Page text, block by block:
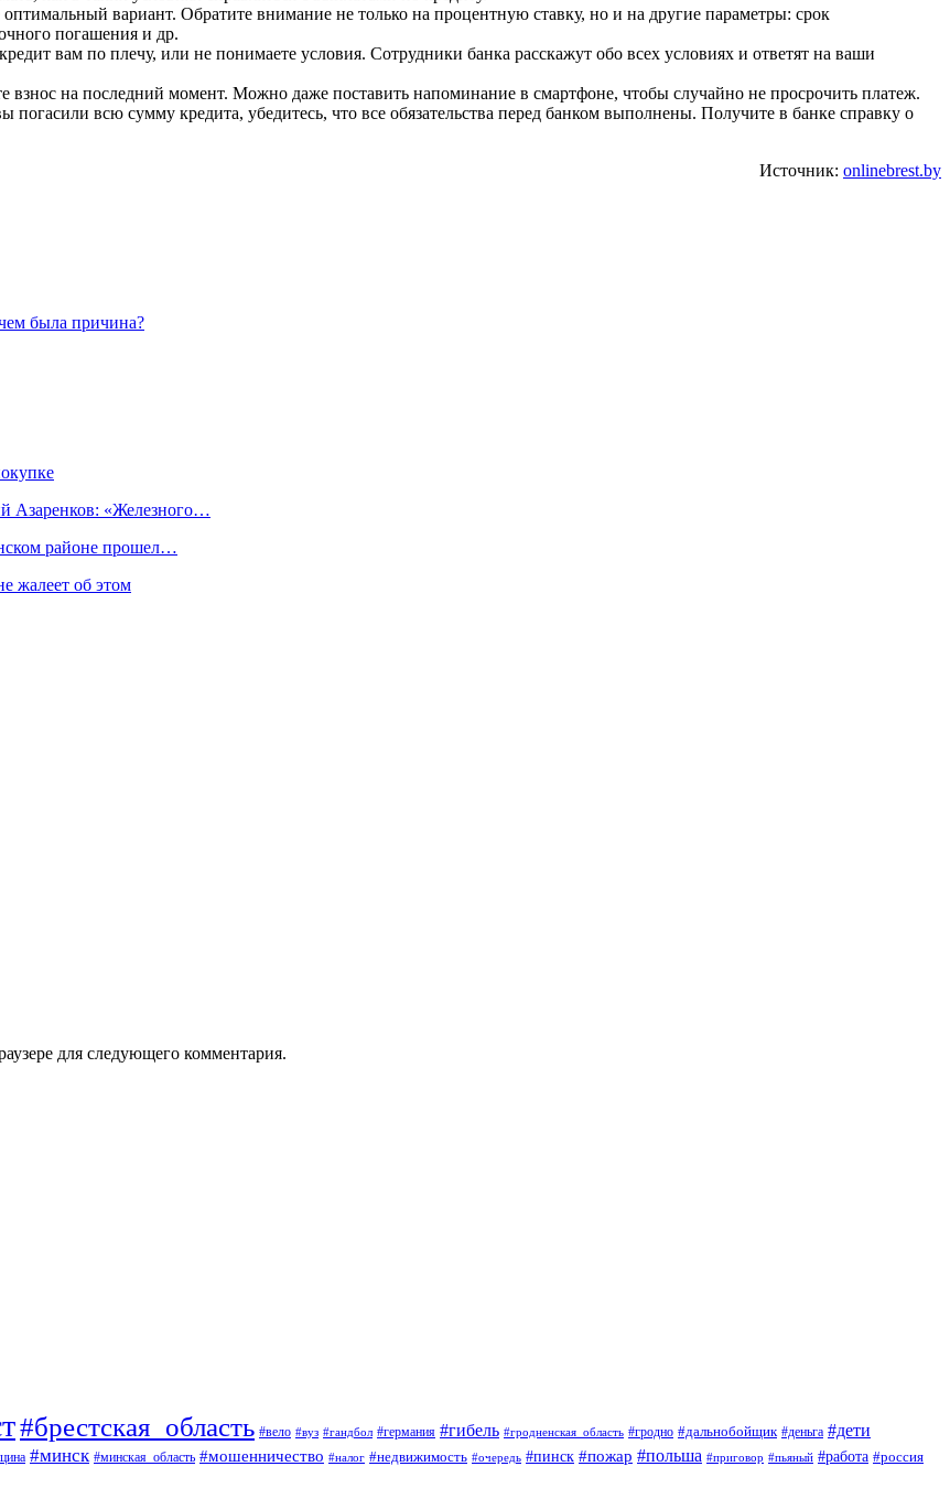
вариант. Обратите внимание не только на процентную ставку, но и на другие параметры: срок
погашения и др.
вам по плечу, или не понимаете условия. Сотрудники банка расскажут обо всех условиях и ответят на ваши
взнос на последний момент. Можно даже поставить напоминание в смартфоне, чтобы случайно не просрочить платеж.
всю сумму кредита, убедитесь, что все обязательства перед банком выполнены. Получите в банке справку о
Источник: onlinebrest.by
была причина?
Азаренков: «Железного…
районе прошел…
жалеет об этом
для следующего комментария.
#брестская_область #вело #вуз #гандбол #германия #гибель #гродненская_область #гродно #дальнобойщик #деньга #дети
#минск #минская_область #мошенничество #налог #недвижимость #очередь #пинск #пожар #польша #приговор #пьяный #работа #россия